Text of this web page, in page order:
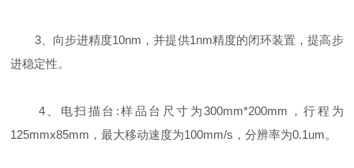
3、向步进精度10nm，并提供1nm精度的闭环装置，提高步
进稳定性。
4、电扫描台:样品台尺寸为300mm*200mm，行程为
125mmx85mm，最大移动速度为100mm/s，分辨率为0.1um。